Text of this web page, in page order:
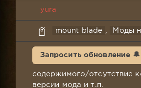
yura
mount blade , Моды
Запросить обновление 🔔
содержимого/отсутствие
версии мода и т.п.